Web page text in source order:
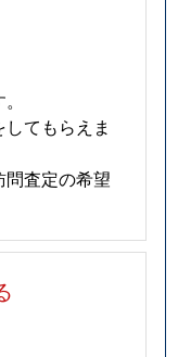
てもらえま
査定の希望